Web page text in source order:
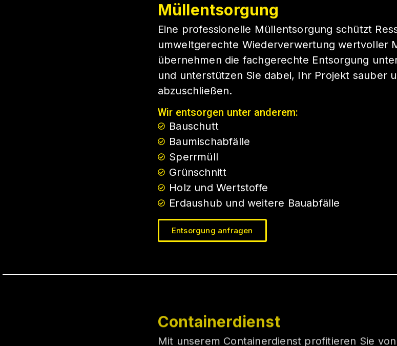
Müllentsorgung
Eine professionelle Müllentsorgung schützt
umweltgerechte Wiederverwertung wertvoller
übernehmen die fachgerechte Entsorgung
und unterstützen Sie dabei, Ihr Projekt sauber
abzuschließen.
Wir entsorgen unter anderem:
Bauschutt
Baumischabfälle
Sperrmüll
Grünschnitt
Holz und Wertstoffe
Erdaushub und weitere Bauabfälle
Entsorgung anfragen
Containerdienst
Mit unserem Containerdienst profitieren Sie